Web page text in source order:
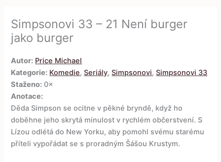
Simpsonovi 33 – 21 Není burger
jako burger
Autor: Price Michael
Kategorie: Komedie,Seriály,Simpsonovi,Simpsonovi 33
Staženo: 0×
Anotace:
Děda Simpson se ocitne v pěkné bryndě, když ho
doběhne jeho skrytá minulost v rychlém občerstvení. S
Lízou odlétá do New Yorku, aby pomohl svému starému
příteli vypořádat se s proradným Šášou Krustym.